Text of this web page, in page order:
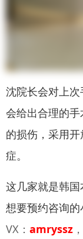
沈院长会对上
会给出合理的
的损伤，采用
症。
这几家就是韩国
想要预约咨询
VX： amryssz